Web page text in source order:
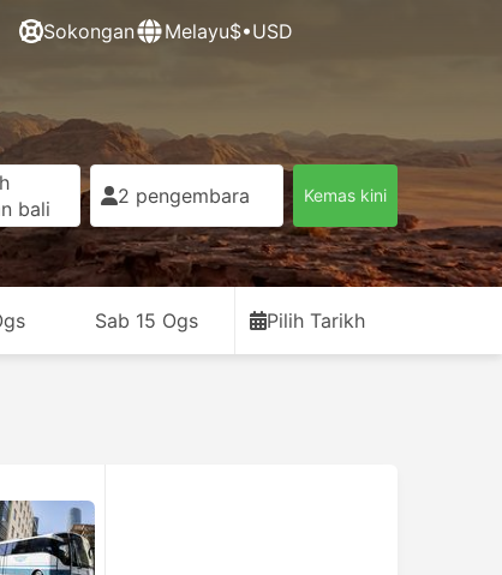
Sokongan Melayu$•USD
bali
2 pengembara Kemas kini
Sab 15 Ogs Pilih Tarikh